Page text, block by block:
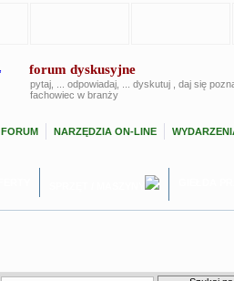
forum dyskusyjne
pytaj, ... odpowiadaj, ... dyskutuj , daj się
fachowiec w branży
FORUM NARZĘDZIA ON-LINE